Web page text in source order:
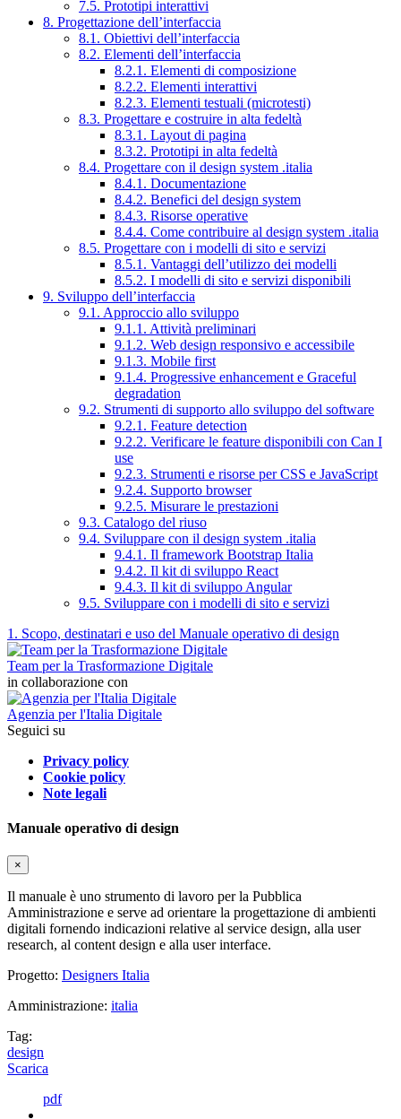
7.5. Prototipi interattivi
8. Progettazione dell’interfaccia
8.1. Obiettivi dell’interfaccia
8.2. Elementi dell’interfaccia
8.2.1. Elementi di composizione
8.2.2. Elementi interattivi
8.2.3. Elementi testuali (microtesti)
8.3. Progettare e costruire in alta fedeltà
8.3.1. Layout di pagina
8.3.2. Prototipi in alta fedeltà
8.4. Progettare con il design system .italia
8.4.1. Documentazione
8.4.2. Benefici del design system
8.4.3. Risorse operative
8.4.4. Come contribuire al design system .italia
8.5. Progettare con i modelli di sito e servizi
8.5.1. Vantaggi dell’utilizzo dei modelli
8.5.2. I modelli di sito e servizi disponibili
9. Sviluppo dell’interfaccia
9.1. Approccio allo sviluppo
9.1.1. Attività preliminari
9.1.2. Web design responsivo e accessibile
9.1.3. Mobile first
9.1.4. Progressive enhancement e Graceful
degradation
9.2. Strumenti di supporto allo sviluppo del software
9.2.1. Feature detection
9.2.2. Verificare le feature disponibili con Can I
use
9.2.3. Strumenti e risorse per CSS e JavaScript
9.2.4. Supporto browser
9.2.5. Misurare le prestazioni
9.3. Catalogo del riuso
9.4. Sviluppare con il design system .italia
9.4.1. Il framework Bootstrap Italia
9.4.2. Il kit di sviluppo React
9.4.3. Il kit di sviluppo Angular
9.5. Sviluppare con i modelli di sito e servizi
1. Scopo, destinatari e uso del Manuale operativo di design
Team per la Trasformazione Digitale
in collaborazione con
Agenzia per l'Italia Digitale
Seguici su
Privacy policy
Cookie policy
Note legali
Manuale operativo di design
×
Il manuale è uno strumento di lavoro per la Pubblica
Amministrazione e serve ad orientare la progettazione di ambienti
digitali fornendo indicazioni relative al service design, alla user
research, al content design e alla user interface.
Progetto: Designers Italia
Amministrazione: italia
Tag:
design
Scarica
pdf